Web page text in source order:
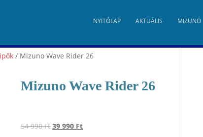
NYITÓLAP AKTUÁLIS MIZUNO
/ Mizuno Wave Rider 26
Mizuno Wave Rider 26
54 990Ft Original
39 990 FtCurrent